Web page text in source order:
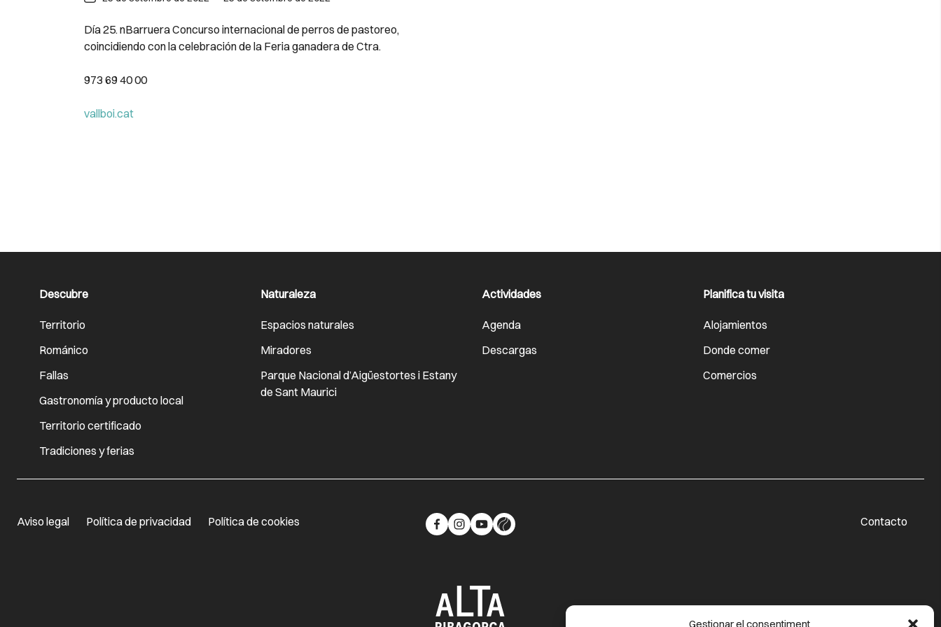
Gestionar el consentiment
Día 25. nBarruera Concurso internacional de perros de pastoreo,
coincidiendo con la celebración de la Feria ganadera de Ctra.
973 69 40 00
vallboi.cat
Descubre
Territorio
Románico
Fallas
Gastronomía y producto local
Territorio certificado
Tradiciones y ferias
Naturaleza
Espacios naturales
Miradores
Parque Nacional d’Aigüestortes i Estany
de Sant Maurici
Actividades
Agenda
Descargas
Planifica tu visita
Alojamientos
Donde comer
Comercios
Aviso legal Política de privacidad Política de cookies Contacto